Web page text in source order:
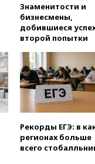
Знаменитости и
бизнесмены,
добившиеся
второй попытки
Рекорды ЕГЭ: в
регионах больше
всего